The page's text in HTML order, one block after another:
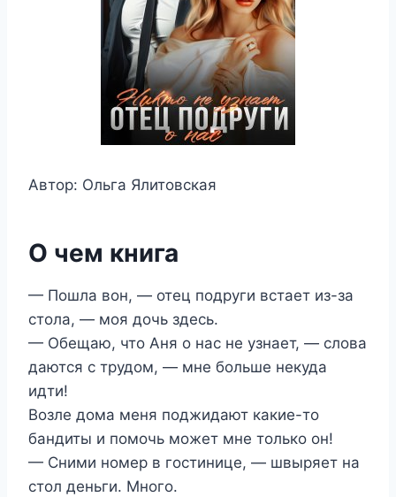
Автор: Ольга Ялитовская
О чем книга
— Пошла вон, — отец подруги встает из-за
стола, — моя дочь здесь.
— Обещаю, что Аня о нас не узнает, — слова
даются с трудом, — мне больше некуда
идти!
Возле дома меня поджидают какие-то
бандиты и помочь может мне только он!
— Сними номер в гостинице, — швыряет на
стол деньги. Много.